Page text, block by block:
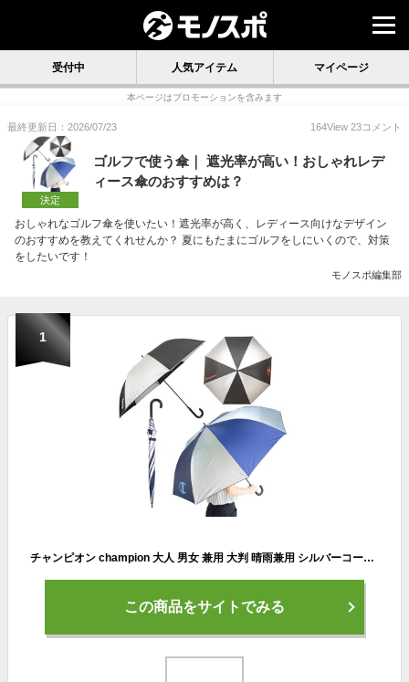
受付中 人気アイテム マイページ
本ページはプロモーションを含みます
最終更新日：2026/07/23 164View 23コメント
決定
ゴルフで使う傘｜ 遮光率が高い！おしゃれレデ
ィース傘のおすすめは？
おしゃれなゴルフ傘を使いたい！遮光率が高く、レディース向けなデザイン
のおすすめを教えてくれせんか？ 夏にもたまにゴルフをしにいくので、対策
をしたいです！
モノスポ編集部
1
チャンピオン champion 大人 男女 兼用 大判 晴雨兼用 シルバーコーティング 張分 コンビネーション デザイン ワンタッチ ジャンプ 傘 70cm × 8R ゴルフ スポーツ観戦 日常使用 UVカット 遮光率 99%以上 雨 梅雨 アウトドア 日差し 遮熱 CHP76JPJP70
この商品をサイトでみる